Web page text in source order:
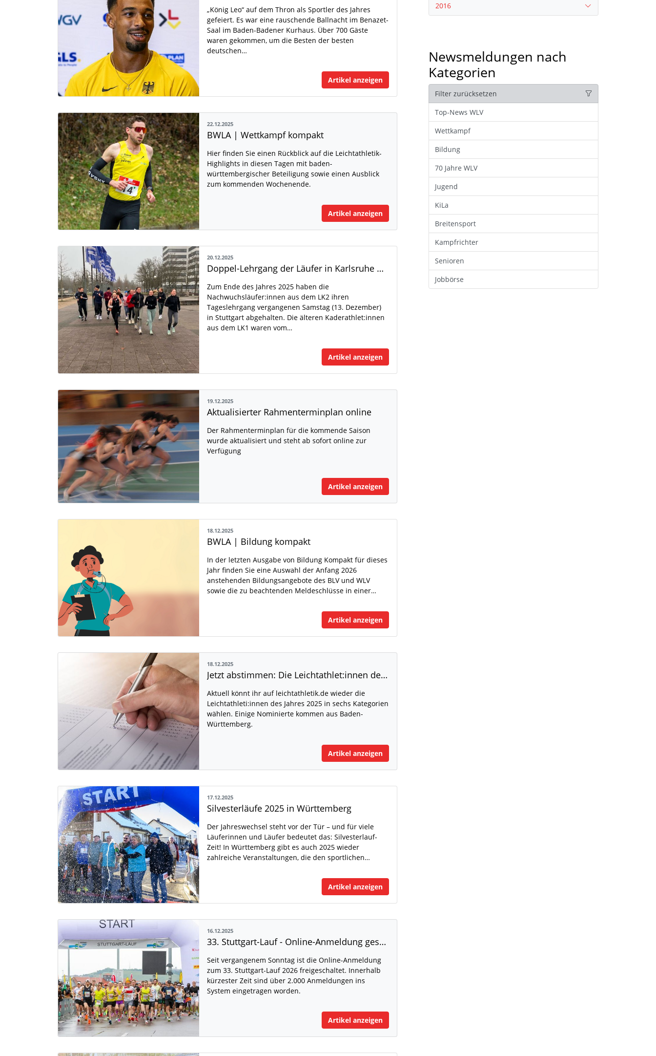
„König Leo“ auf dem Thron als Sportler des Jahres
gefeiert. Es war eine rauschende Ballnacht im Benazet-
Saal im Baden-Badener Kurhaus. Über 700 Gäste
waren gekommen, um die Besten der besten
deutschen…
Artikel anzeigen
22.12.2025
BWLA | Wettkampf kompakt
Hier finden Sie einen Rückblick auf die Leichtathletik-
Highlights in diesen Tagen mit baden-
württembergischer Beteiligung sowie einen Ausblick
zum kommenden Wochenende.
Artikel anzeigen
20.12.2025
Doppel-Lehrgang der Läufer in Karlsruhe und Stuttgart
Zum Ende des Jahres 2025 haben die
Nachwuchsläufer:innen aus dem LK2 ihren
Tageslehrgang vergangenen Samstag (13. Dezember)
in Stuttgart abgehalten. Die älteren Kaderathlet:innen
aus dem LK1 waren vom…
Artikel anzeigen
19.12.2025
Aktualisierter Rahmenterminplan online
Der Rahmenterminplan für die kommende Saison
wurde aktualisiert und steht ab sofort online zur
Verfügung
Artikel anzeigen
18.12.2025
BWLA | Bildung kompakt
In der letzten Ausgabe von Bildung Kompakt für dieses
Jahr finden Sie eine Auswahl der Anfang 2026
anstehenden Bildungsangebote des BLV und WLV
sowie die zu beachtenden Meldeschlüsse in einer…
Artikel anzeigen
18.12.2025
Jetzt abstimmen: Die Leichtathlet:innen des Jahres 2025
Aktuell könnt ihr auf leichtathletik.de wieder die
Leichtathleti:innen des Jahres 2025 in sechs Kategorien
wählen. Einige Nominierte kommen aus Baden-
Württemberg.
Artikel anzeigen
17.12.2025
Silvesterläufe 2025 in Württemberg
Der Jahreswechsel steht vor der Tür – und für viele
Läuferinnen und Läufer bedeutet das: Silvesterlauf-
Zeit! In Württemberg gibt es auch 2025 wieder
zahlreiche Veranstaltungen, die den sportlichen…
Artikel anzeigen
16.12.2025
33. Stuttgart-Lauf - Online-Anmeldung gestartet!
Seit vergangenem Sonntag ist die Online-Anmeldung
zum 33. Stuttgart-Lauf 2026 freigeschaltet. Innerhalb
kürzester Zeit sind über 2.000 Anmeldungen ins
System eingetragen worden.
Artikel anzeigen
2016
Newsmeldungen nach
Kategorien
Filter zurücksetzen
Top-News WLV
Wettkampf
Bildung
70 Jahre WLV
Jugend
KiLa
Breitensport
Kampfrichter
Senioren
Jobbörse